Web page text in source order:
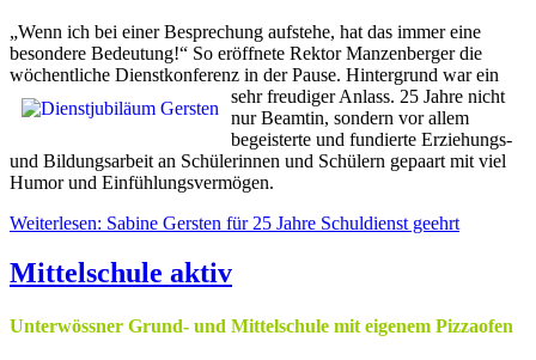
„Wenn ich bei einer Besprechung aufstehe, hat das immer eine
besondere Bedeutung!“ So eröffnete Rektor Manzenberger die
wöchentliche Dienstkonferenz in der Pause. Hintergrund war ein
sehr freudiger Anlass. 25 Jahre nicht
nur Beamtin, sondern vor allem
begeisterte und fundierte Erziehungs-
und Bildungsarbeit an Schülerinnen und Schülern gepaart mit viel
Humor und Einfühlungsvermögen.
Weiterlesen: Sabine Gersten für 25 Jahre Schuldienst geehrt
Mittelschule aktiv
Unterwössner Grund- und Mittelschule mit eigenem Pizzaofen